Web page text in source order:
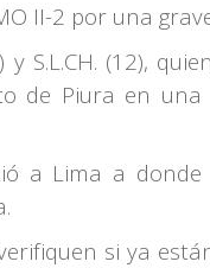
II-2 por una
(12),
de Piura en
a Lima a
si ya